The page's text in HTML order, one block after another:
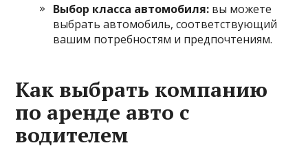
Выбор класса автомобиля: вы можете
выбрать автомобиль, соответствующий
вашим потребностям и предпочтениям.
Как выбрать компанию
по аренде авто с
водителем